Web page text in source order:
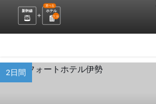
新幹線 ホテル
選べる
1 泊
2日間